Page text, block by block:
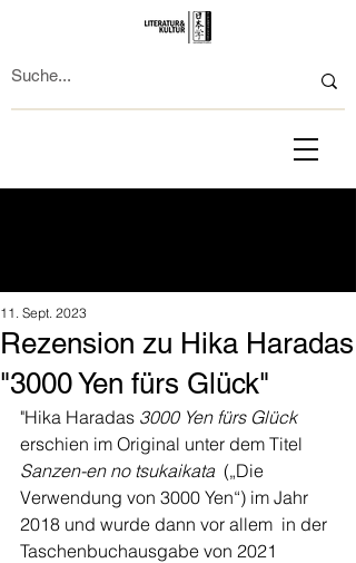
Rezension zu Hika Haradas
"3000 Yen fürs Glück"
11. Sept. 2023
"Hika Haradas 3000 Yen fürs Glück
erschien im Original unter dem Titel
Sanzen-en no tsukaikata
  („Die
Verwendung von 3000 Yen“) im Jahr
2018 und wurde dann vor allem  in der
Taschenbuchausgabe von 2021